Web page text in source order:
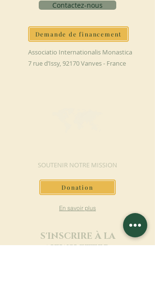
Contactez-nous
Demande de financement
Associatio Internationalis Monastica
7 rue d’Issy, 92170 Vanves - France
SOUTENIR NOTRE MISSION
Donation
En savoir plus
S'INSCRIRE À LA
NEWSLETTER